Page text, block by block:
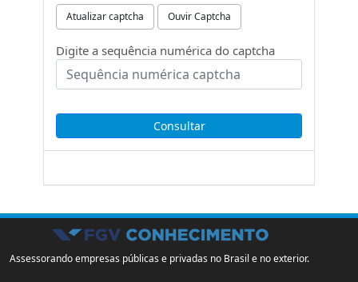
Atualizar captcha Ouvir Captcha
Digite a sequência numérica do captcha
Assessorando empresas públicas e privadas no Brasil e no exterior.